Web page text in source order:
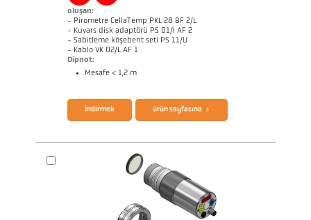
Uygunluk beyanı Declaration itibaren
Conformity PKxy
oluşan:
- Pirometre CellaTemp PKL 28 BF 2/L
- Kuvars disk adaptörü PS 01/I AF 2
- Sabitleme köşebent seti PS 11/U
- Kablo VK 02/L AF 1
Dipnot:
Mesafe < 1,2 m
broşür CellaTemp PK PKF PKL
İndirmek ürün sayfasına